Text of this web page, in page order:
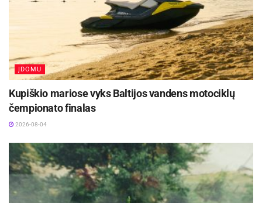
ĮDOMU
Kupiškio mariose vyks Baltijos vandens motociklų
čempionato finalas
2026-08-04